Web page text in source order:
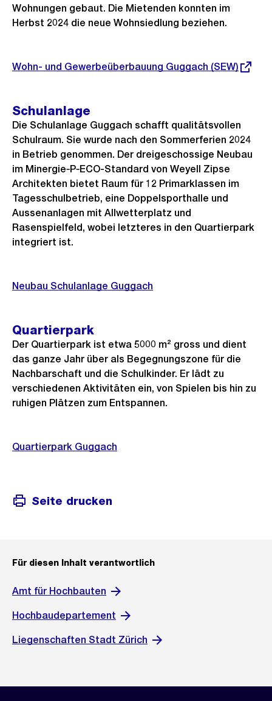
Wohnungen gebaut. Die Mietenden konnten im
Herbst 2024 die neue Wohnsiedlung beziehen.
Externer
Wohn- und Gewerbeüberbauung Guggach (SEW)
Schulanlage
Die Schulanlage Guggach schafft qualitätsvollen
Schulraum. Sie wurde nach den Sommerferien 2024
in Betrieb genommen. Der dreigeschossige Neubau
im Minergie‑P‑ECO-Standard von Weyell Zipse
Architekten bietet Raum für 12 Primarklassen im
Tagesschulbetrieb, eine Doppelsporthalle und
Aussenanlagen mit Allwetterplatz und
Rasenspielfeld, wobei letzteres in den Quartierpark
integriert ist.
Neubau Schulanlage Guggach
Quartierpark
Der Quartierpark ist etwa 5000 m² gross und dient
das ganze Jahr über als Begegnungszone für die
Nachbarschaft und die Schulkinder. Er lädt zu
verschiedenen Aktivitäten ein, von Spielen bis hin zu
ruhigen Plätzen zum Entspannen.
Quartierpark Guggach
Seite drucken
Für diesen Inhalt verantwortlich
Amt für Hochbauten
Hochbaudepartement
Liegenschaften Stadt Zürich